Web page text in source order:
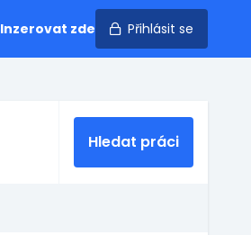
Inzerovat zde Přihlásit se
Hledat práci